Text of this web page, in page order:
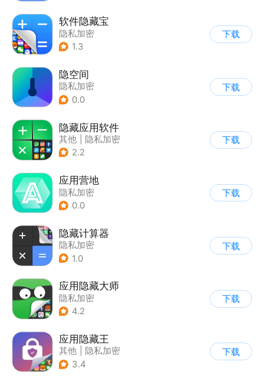
软件隐藏宝
隐私加密
1.3
下载
隐空间
隐私加密
0.0
下载
隐藏应用软件
其他
隐私加密
2.2
下载
应用营地
隐私加密
0.0
下载
隐藏计算器
隐私加密
1.0
下载
应用隐藏大师
隐私加密
4.2
下载
应用隐藏王
其他
隐私加密
3.4
下载